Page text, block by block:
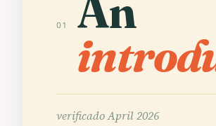
01 An
verificadoApril 2026